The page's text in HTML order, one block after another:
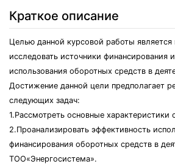
Краткое описание
Целью данной курсовой работы
исследовать источники финансирования
использования оборотных средств в
Достижение данной цели предполагает
следующих задач:
1.Рассмотреть основные характеристики
2.Проанализировать эффективность
финансирования оборотных средств в
ТОО«Энергосистема».